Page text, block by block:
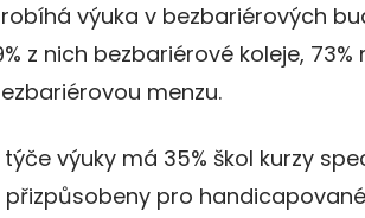
výuka v bezbariérových
z nich bezbariérové koleje,
menzu.
výuky má 35% škol kurzy
pro